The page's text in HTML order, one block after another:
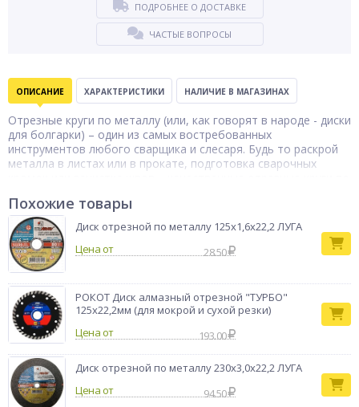
ПОДРОБНЕЕ О ДОСТАВКЕ
ЧАСТЫЕ ВОПРОСЫ
ОПИСАНИЕ ХАРАКТЕРИСТИКИ НАЛИЧИЕ В МАГАЗИНАХ
Отрезные круги по металлу (или, как говорят в народе - диски
для болгарки) – один из самых востребованных
инструментов любого сварщика и слесаря. Будь то раскрой
металла в листах или в прокате, подготовка сварочных
диски) применяются, как можно понять из названия, для
резки металла и различаются по внешнему диаметру,
толщине полотна и диаметру посадочного отверстия.
Тип товара
диск отрезной
Бренд
Похожие товары
Диск отрезной по металлу 125х1,6х22,2 ЛУГА
Цена от
28.50
РОКОТ Диск алмазный отрезной "ТУРБО"
125х22,2мм (для мокрой и сухой резки)
Цена от
193.00
Диск отрезной по металлу 230х3,0х22,2 ЛУГА
Цена от
94.50